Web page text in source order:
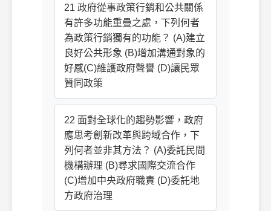
21 政府從事政策行銷和公共關係
有許多功能重疊之處，下列何者
為政策行銷獨有的功能？ (A)建立
良好公共形象 (B)增加溝通對象的
好感(C)維護政府聲譽 (D)讓民眾
贊同政策
22 面對全球化的趨勢影響，政府
應思考創新改革與跨域合作，下
列何者並非其方法？ (A)委託民間
機構辦理 (B)尋求國際交流合作
(C)增加中央政府職責 (D)委託地
方政府治理